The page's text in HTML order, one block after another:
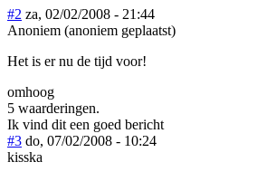
#2 za, 02/02/2008 - 21:44
Anoniem (anoniem geplaatst)
Het is er nu de tijd voor!
omhoog
5 waarderingen.
Ik vind dit een goed bericht
#3 do, 07/02/2008 - 10:24
kisska